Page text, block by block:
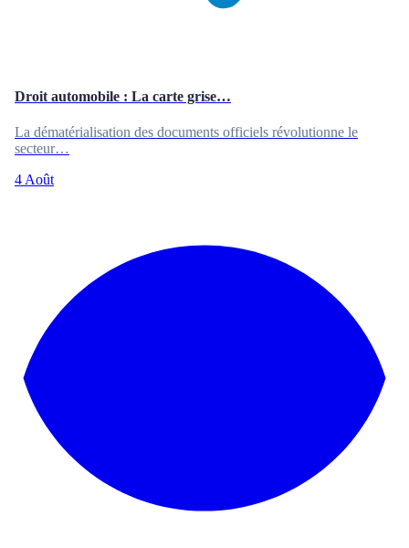
Droit automobile : La carte grise…
La dématérialisation des documents officiels révolutionne le
secteur…
4 Août